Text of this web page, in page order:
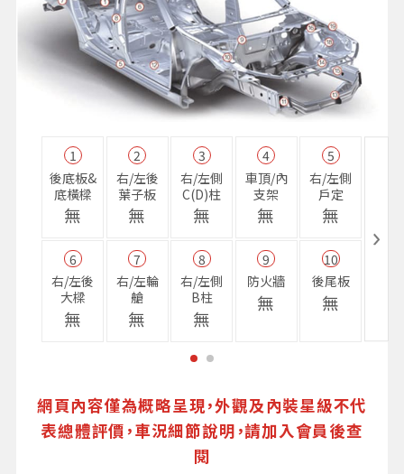
1
後底板&
底橫樑
無
2
右/左後
葉子板
無
3
右/左側
C(D)柱
無
4
車頂/內
支架
無
5
右/左側
戶定
無
6
右/左後
大樑
無
7
右/左輪
艙
無
8
右/左側
B柱
無
9
防火牆
無
10
後尾板
無
網頁內容僅為概略呈現，外觀及內裝星級不代
表總體評價，車況細節說明，請加入會員後查
閱